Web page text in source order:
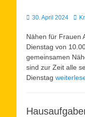
Veröffentlicht
30. April 2024
Nähen für Frauen
Dienstag von
gemeinsamen
sind zur Zeit alle
Dienstag